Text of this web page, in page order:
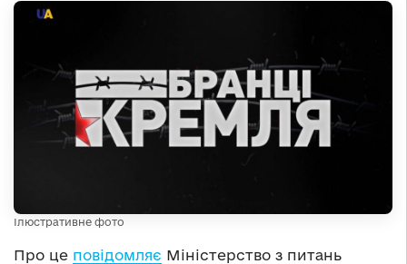
Ілюстративне фото
Про це повідомляє Міністерство з питань